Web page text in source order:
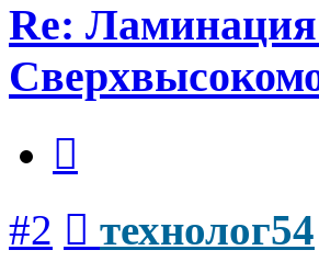
Re:
#2 технолог54